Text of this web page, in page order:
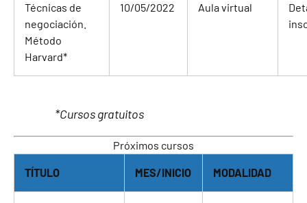
Técnicas de
negociación.
Método
Harvard*
10/05/2022 Aula virtual
*Cursos gratuitos
Próximos cursos
TÍTULO MES/INICIO MODALIDAD